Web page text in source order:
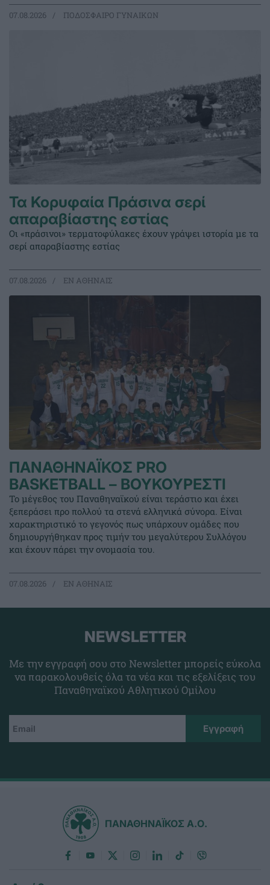
07.08.2026 ΠΟΔΟΣΦΑΙΡΟ ΓΥΝΑΙΚΩΝ
Τα Κορυφαία Πράσινα σερί
απαραβίαστης εστίας
Οι «πράσινοι» τερματοφύλακες έχουν γράψει ιστορία με τα
σερί απαραβίαστης εστίας
07.08.2026 EΝ ΑΘΗΝΑΙΣ
ΠΑΝΑΘΗΝΑΪΚΟΣ PRO
BASKETBALL – ΒΟΥΚΟΥΡΕΣΤΙ
Το μέγεθος του Παναθηναϊκού είναι τεράστιο και έχει
ξεπεράσει προ πολλού τα στενά ελληνικά σύνορα. Είναι
χαρακτηριστικό το γεγονός πως υπάρχουν ομάδες που
δημιουργήθηκαν προς τιμήν του μεγαλύτερου Συλλόγου
και έχουν πάρει την ονομασία του.
07.08.2026 EΝ ΑΘΗΝΑΙΣ
NEWSLETTER
Με την εγγραφή σου στο Newsletter μπορείς εύκολα
να παρακολουθείς όλα τα νέα και τις εξελίξεις του
Παναθηναϊκού Αθλητικού Ομίλου
ΠΑΝΑΘΗΝΑΪΚΟΣ Α.Ο.